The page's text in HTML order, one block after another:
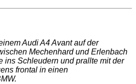
Audi A4 Avant auf der
Mechenhard und Erlenbach
ins Schleudern und prallte mit der
frontal in einen